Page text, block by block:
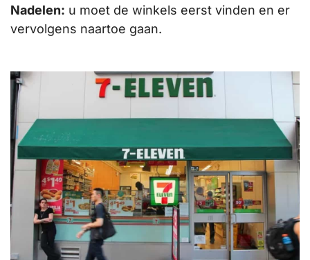
Nadelen: u moet de winkels eerst vinden en er
vervolgens naartoe gaan.